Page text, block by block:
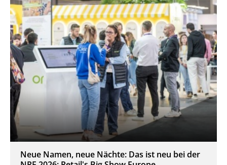
Neue Namen, neue Nächte: Das ist neu bei der